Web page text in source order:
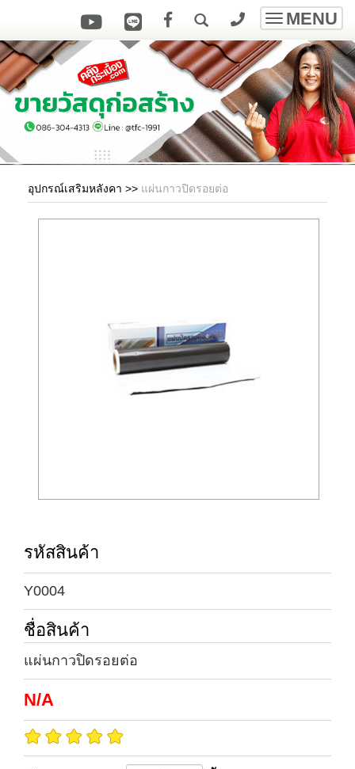
Toggle
MENU
อุปกรณ์เสริมหลังคา >> แผ่นกาวปิดรอยต่อ
รหัสสินค้า
Y0004
ชื่อสินค้า
แผ่นกาวปิดรอยต่อ
N/A